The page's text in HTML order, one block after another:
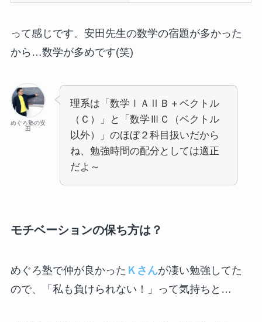
って感じです。安田先生の数学の宿題が多かった
から…数学が多めです(笑)
めぐろ塾の安
田
理系は「数学ⅠＡⅡＢ＋ベクトル
（Ｃ）」と「数学ⅢＣ（ベクトル
以外）」のほぼ２科目扱いだから
ね、勉強時間の配分としては適正
だよ～
モチベーションの保ち方は？
めぐろ塾で仲が良かった Ｋさんが凄い勉強してた
ので、「私も負けられない！」って気持ちと…